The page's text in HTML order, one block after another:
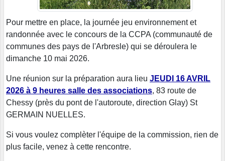
Pour mettre en place, la journée jeu environnement et
randonnée avec le concours de la CCPA (communauté de
communes des pays de l'Arbresle) qui se déroulera le
dimanche 10 mai 2026.
Une réunion sur la préparation aura lieu JEUDI 16 AVRIL
2026 à 9 heures salle des associations, 83 route de
Chessy (près du pont de l'autoroute, direction Glay) St
GERMAIN NUELLES.
Si vous voulez complèter l'équipe de la commission, rien de
plus facile, venez à cette rencontre.